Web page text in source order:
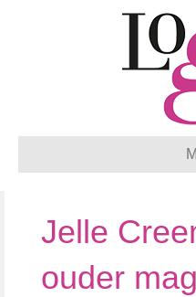
Jelle
ouder